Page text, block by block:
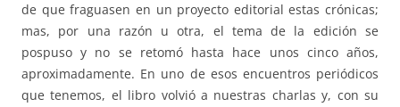
de que fraguasen en un proyecto editorial estas crónicas;
mas, por una razón u otra, el tema de la edición se
pospuso y no se retomó hasta hace unos cinco años,
aproximadamente. En uno de esos encuentros periódicos
que tenemos, el libro volvió a nuestras charlas y, con su